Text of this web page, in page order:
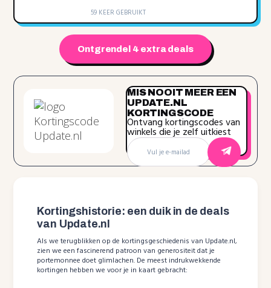
59 KEER GEBRUIKT
Ontgrendel 4 extra deals
MIS NOOIT MEER EEN
UPDATE.NL
KORTINGSCODE
Ontvang kortingscodes van
winkels die je zelf uitkiest
Kortingshistorie: een duik in de deals
van Update.nl
Als we terugblikken op de kortingsgeschiedenis van Update.nl,
zien we een fascinerend patroon van generositeit dat je
portemonnee doet glimlachen. De meest indrukwekkende
kortingen hebben we voor je in kaart gebracht: